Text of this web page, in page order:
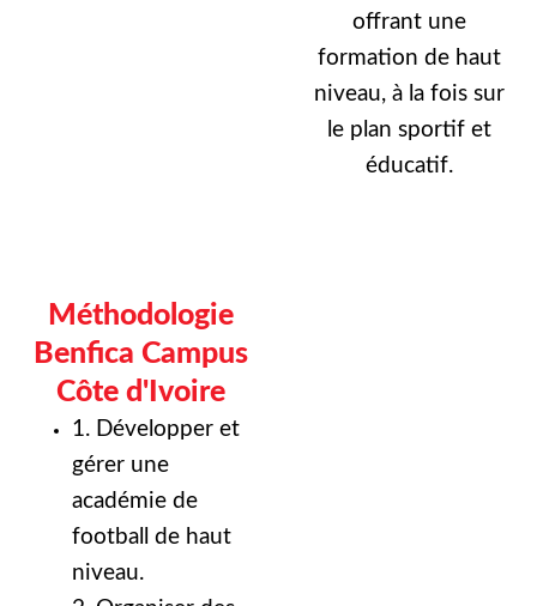
offrant une
formation de haut
niveau, à la fois sur
le plan sportif et
éducatif.
Méthodologie
Benfica Campus
Côte d'Ivoire
1. Développer et
gérer une
académie de
football de haut
niveau.